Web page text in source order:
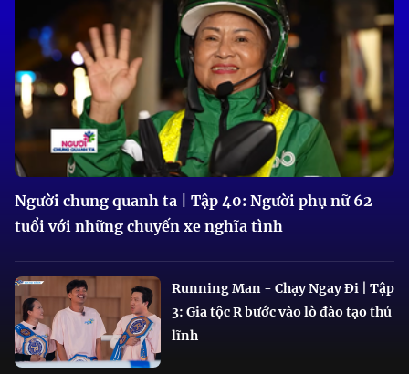
Người chung quanh ta | Tập 40: Người phụ nữ 62
tuổi với những chuyến xe nghĩa tình
Running Man - Chạy Ngay Đi | Tập
3: Gia tộc R bước vào lò đào tạo thủ
lĩnh